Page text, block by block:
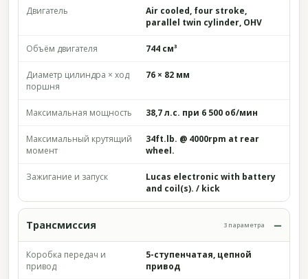
Двигатель
Air cooled, four stroke,
parallel twin cylinder, OHV
Объём двигателя 744 см³
Диаметр цилиндра × ход
поршня
76 × 82 мм
Максимальная мощность 38,7 л.с. при 6 500 об/мин
Максимальный крутящий
момент
34ft.lb. @ 4000rpm at rear
wheel.
Зажигание и запуск
Lucas electronic with battery
and coil(s). / kick
Трансмиссия 3 параметра
Коробка передач и
привод
5-ступенчатая, цепной
привод